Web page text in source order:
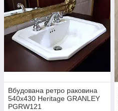
Вбудована ретро раковина
540х430 Heritage GRANLEY
PGRW121